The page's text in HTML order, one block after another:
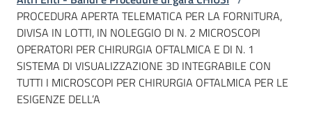
L'Agenzia
Bandi
e
strumenti
PROCEDURA APERTA TELEMATICA PER LA FORNITURA,
DIVISA IN LOTTI, IN NOLEGGIO DI N. 2 MICROSCOPI
OPERATORI PER CHIRURGIA OFTALMICA E DI N. 1
SISTEMA DI VISUALIZZAZIONE 3D INTEGRABILE CON
TUTTI I MICROSCOPI PER CHIRURGIA OFTALMICA PER LE
ESIGENZE DELL’A